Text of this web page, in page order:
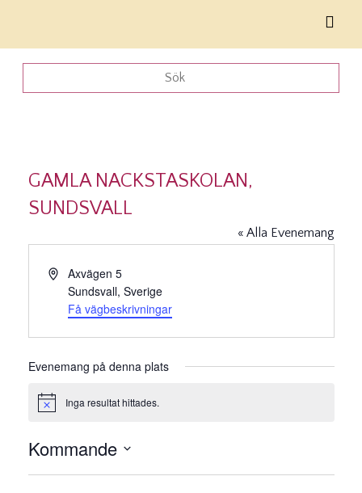
GAMLA NACKSTASKOLAN,
SUNDSVALL
« Alla Evenemang
AdressAxvägen 5
Sundsvall, Sverige
Få vägbeskrivningar
Evenemang på denna plats
Notis Inga resultat hittades.
Kommande
Välj